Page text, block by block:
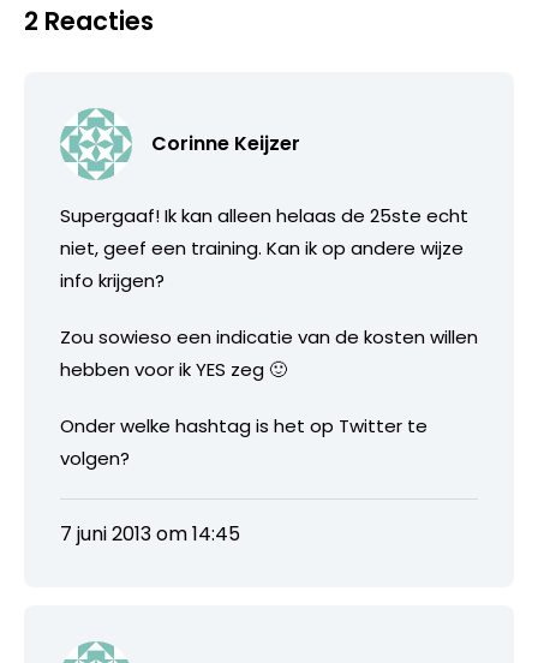
2 Reacties
Corinne Keijzer
Supergaaf! Ik kan alleen helaas de 25ste echt
niet, geef een training. Kan ik op andere wijze
info krijgen?
Zou sowieso een indicatie van de kosten willen
hebben voor ik YES zeg 🙂
Onder welke hashtag is het op Twitter te
volgen?
7 juni 2013 om 14:45